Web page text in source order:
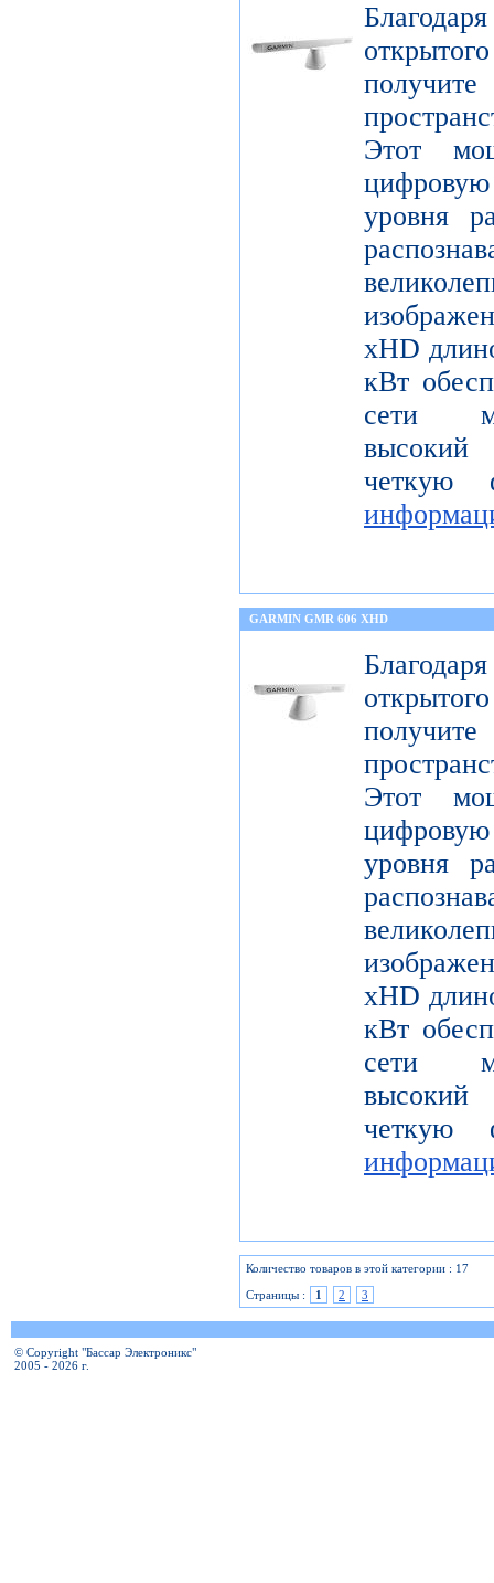
Этот
уровня
xHD
кВт
сети
высокий
четкую
GARMIN GMR 606 XHD
Этот
уровня
xHD
кВт
сети
высокий
четкую
Количество товаров в этой категории : 17
Страницы :
1 2 3
© Copyright "Бассар Электроникс"
2005 - 2026 г.